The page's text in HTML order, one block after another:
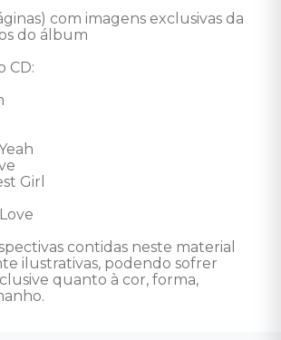
com imagens exclusivas da
do álbum
CD:
Girl
contidas neste material
ilustrativas, podendo sofrer
quanto à cor, forma,